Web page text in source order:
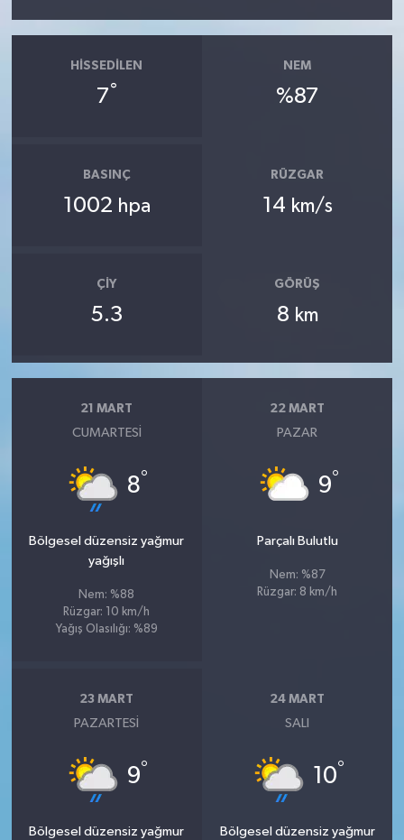
HISSEDILEN
7°
NEM
%87
BASINÇ
1002 hpa
RÜZGAR
14 km/s
ÇIY
5.3
GÖRÜŞ
8 km
21 MART
CUMARTESI
8°
Bölgesel düzensiz yağmur
yağışlı
Nem: %88
Rüzgar: 10 km/h
Yağış Olasılığı: %89
22 MART
PAZAR
9°
Parçalı Bulutlu
Nem: %87
Rüzgar: 8 km/h
23 MART
PAZARTESI
9°
Bölgesel düzensiz yağmur
24 MART
SALI
10°
Bölgesel düzensiz yağmur